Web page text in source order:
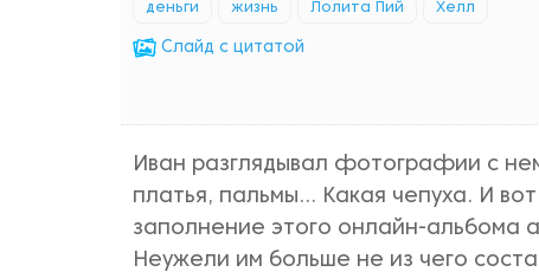
деньги жизнь Лолита Пий Хелл
Cлайд с цитатой
Иван разглядывал фотографии с
платья, пальмы… Какая чепуха. И
заполнение этого онлайн-альбома
Неужели им больше не из чего